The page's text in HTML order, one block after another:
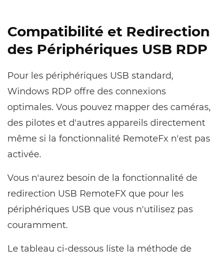
Compatibilité et Redirection
des Périphériques USB RDP
Pour les périphériques USB standard,
Windows RDP offre des connexions
optimales. Vous pouvez mapper des caméras,
des pilotes et d'autres appareils directement
même si la fonctionnalité RemoteFx n'est pas
activée.
Vous n'aurez besoin de la fonctionnalité de
redirection USB RemoteFX que pour les
périphériques USB que vous n'utilisez pas
couramment.
Le tableau ci-dessous liste la méthode de